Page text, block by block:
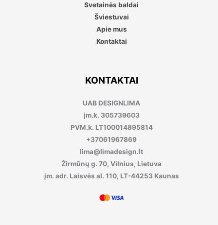
Svetainės baldai
Šviestuvai
Apie mus
Kontaktai
KONTAKTAI
UAB DESIGNLIMA
įm.k. 305739603
PVM.k. LT100014895814
+37061967869
lima@limadesign.lt
Žirmūnų g. 70, Vilnius, Lietuva
įm. adr. Laisvės al. 110, LT-44253 Kaunas